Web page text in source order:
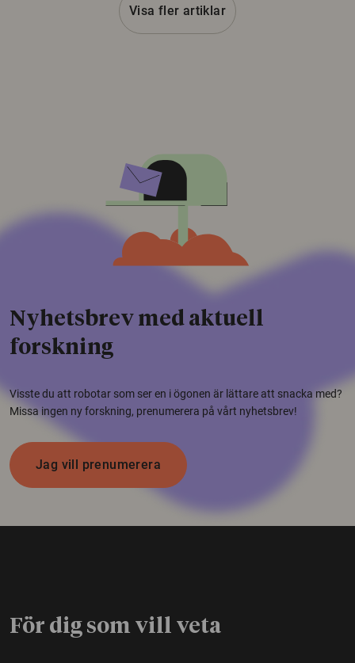
Visa fler artiklar
Nyhetsbrev med aktuell
forskning
Visste du att robotar som ser en i ögonen är lättare att snacka med?
Missa ingen ny forskning, prenumerera på vårt nyhetsbrev!
Jag vill prenumerera
För dig som vill veta